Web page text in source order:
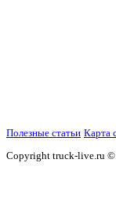
Полезные статьи Карта
Copyright truck-live.ru ©